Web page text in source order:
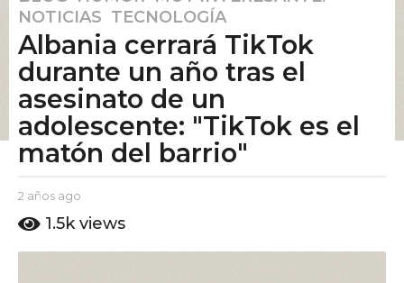
a
ñ
s
a
g
o
a
ñ
o
s
NOTICIAS ,TECNOLOGÍA
Albania cerrará TikTok
durante un año tras el
asesinato de un
adolescente: "TikTok es el
matón del barrio"
b
E
2 años ago
ñ
1.5k views